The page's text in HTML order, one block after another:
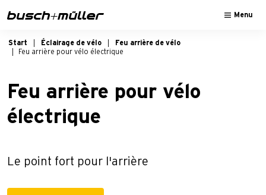
Menu
Start Éclairage de vélo
Feu arrière de vélo
Feu arrière pour vélo électrique
Feu arrière pour vélo
électrique
Le point fort pour l'arrière